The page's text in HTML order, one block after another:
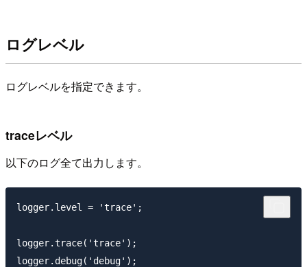
ログレベル
ログレベルを指定できます。
traceレベル
以下のログ全て出力します。
logger.level = 'trace';
logger.trace('trace');
logger.debug('debug');